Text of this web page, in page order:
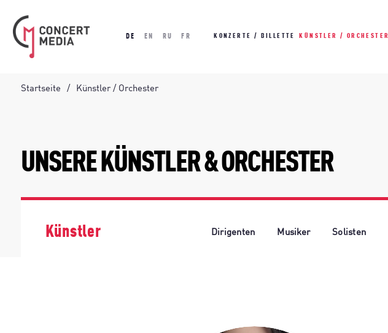
DE EN RU FR KONZERTE / BILLETTE KÜNSTLER / ORCHESTER
Startseite Künstler / Orchester
UNSERE KÜNSTLER & ORCHESTER
Künstler Dirigenten Musiker Solisten